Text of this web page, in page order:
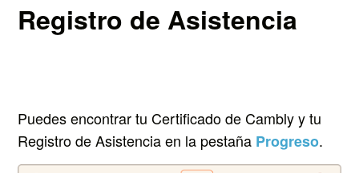
Registro de Asistencia
Puedes encontrar tu Certificado de Cambly y tu
Registro de Asistencia en la pestaña Progreso.